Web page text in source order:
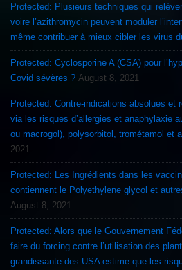
Protected: Plusieurs techniques qui
voire l’azithromycin peuvent moduler
même contribuer à mieux cibler les virus
Protected: Cyclosporine A (CSA) pour l’hyper-inflammation des cas
Covid sévères ? August 8, 2021
Protected: Contre-indications absolues et
via les risques d’allergies et anaphylaxie
ou macrogol), polysorbitol, trométamol et
2021
Protected: Les Ingrédients dans les
contiennent le Polyethylene glycol et
August 8, 2021
Protected: Alors que le Gouvernement
faire du forcing contre l’utilisation des
grandissante des USA estime que les